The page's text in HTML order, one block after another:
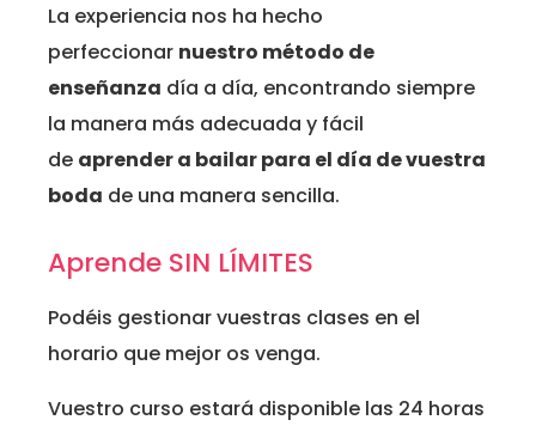
La experiencia nos ha hecho
perfeccionar nuestro método de
enseñanza día a día, encontrando siempre
la manera más adecuada y fácil
de aprender a bailar para el día de vuestra
boda de una manera sencilla.
Aprende SIN LÍMITES
Podéis gestionar vuestras clases en el
horario que mejor os venga.
Vuestro curso estará disponible las 24 horas